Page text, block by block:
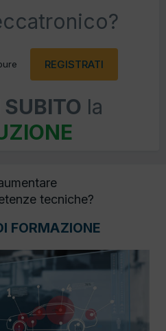
REGISTRATI
SUBITO la
tecniche?
FORMAZIONE